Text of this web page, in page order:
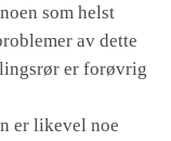
som helst
av dette
er forøvrig
er likevel noe